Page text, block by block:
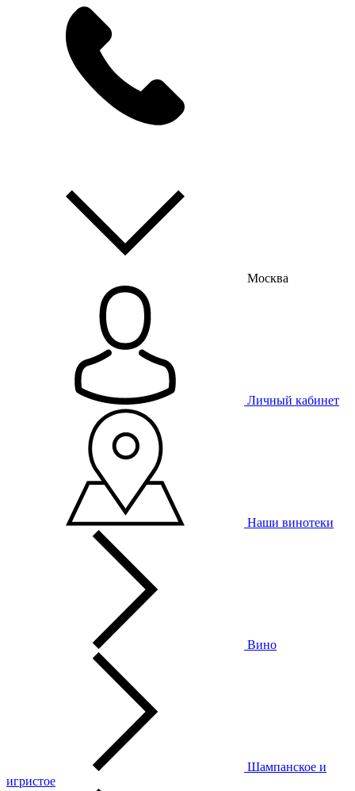
Москва
Личный кабинет
Наши винотеки
Вино
Шампанское и
игристое